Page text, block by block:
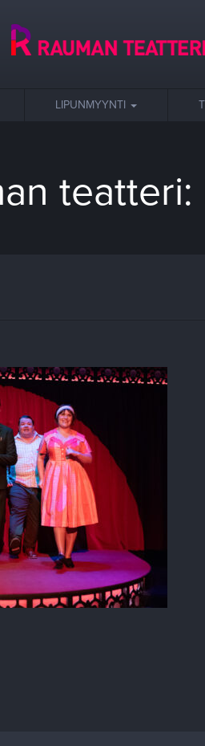
LIPUNMYYNTI
teatteri: